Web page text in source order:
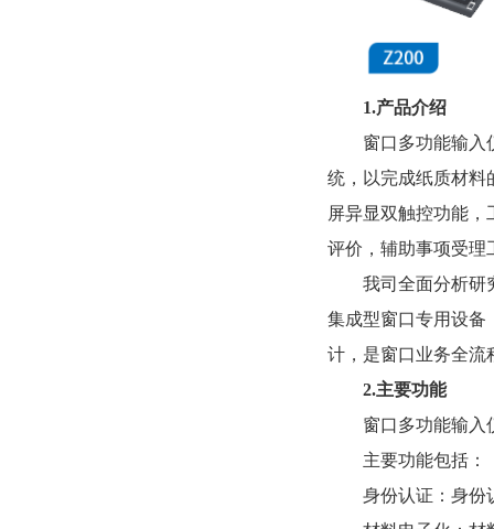
1.产品介绍
窗口多功能输入
统，以完成纸质材料
屏异显双触控功能
评价，辅助事项受理
我司全面分析研
集成型窗口专用设备
计，是窗口业务全流
2.主要功能
窗口多功能输入
主要功能包括：
身份认证：身份